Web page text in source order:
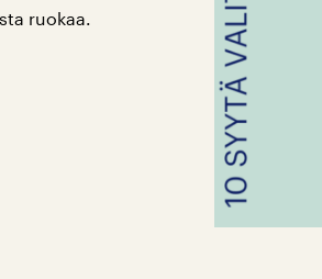
ruokaa.